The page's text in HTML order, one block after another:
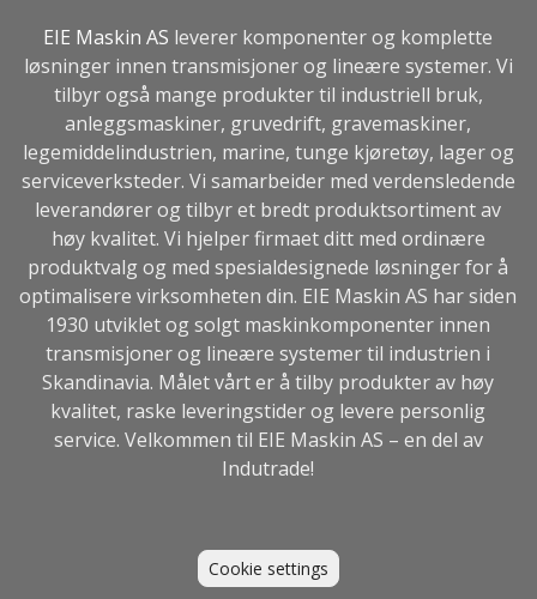
EIE Maskin AS leverer komponenter og komplette
løsninger innen transmisjoner og lineære systemer. Vi
tilbyr også mange produkter til industriell bruk,
anleggsmaskiner, gruvedrift, gravemaskiner,
legemiddelindustrien, marine, tunge kjøretøy, lager og
serviceverksteder. Vi samarbeider med verdensledende
leverandører og tilbyr et bredt produktsortiment av
høy kvalitet. Vi hjelper firmaet ditt med ordinære
produktvalg og med spesialdesignede løsninger for å
optimalisere virksomheten din. EIE Maskin AS har siden
1930 utviklet og solgt maskinkomponenter innen
transmisjoner og lineære systemer til industrien i
Skandinavia. Målet vårt er å tilby produkter av høy
kvalitet, raske leveringstider og levere personlig
service. Velkommen til EIE Maskin AS – en del av
Indutrade!
Cookie settings